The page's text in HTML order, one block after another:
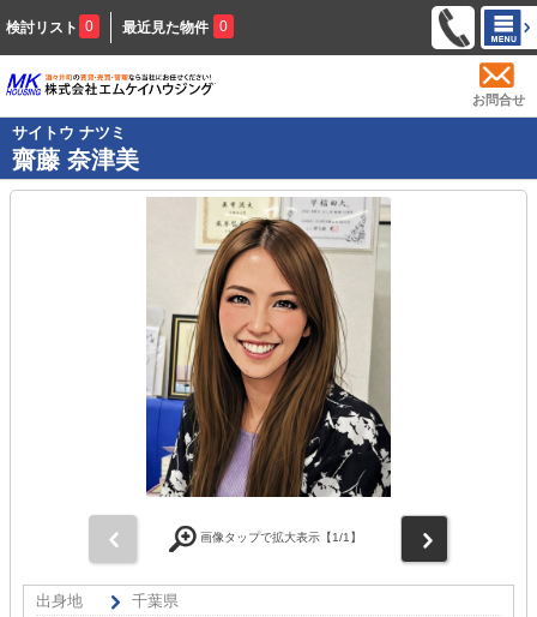
検討リスト 0 最近見た物件 0
お問合せ
サイトウ ナツミ
齋藤 奈津美
画像タップで拡大表示【1/1】
出身地
千葉県